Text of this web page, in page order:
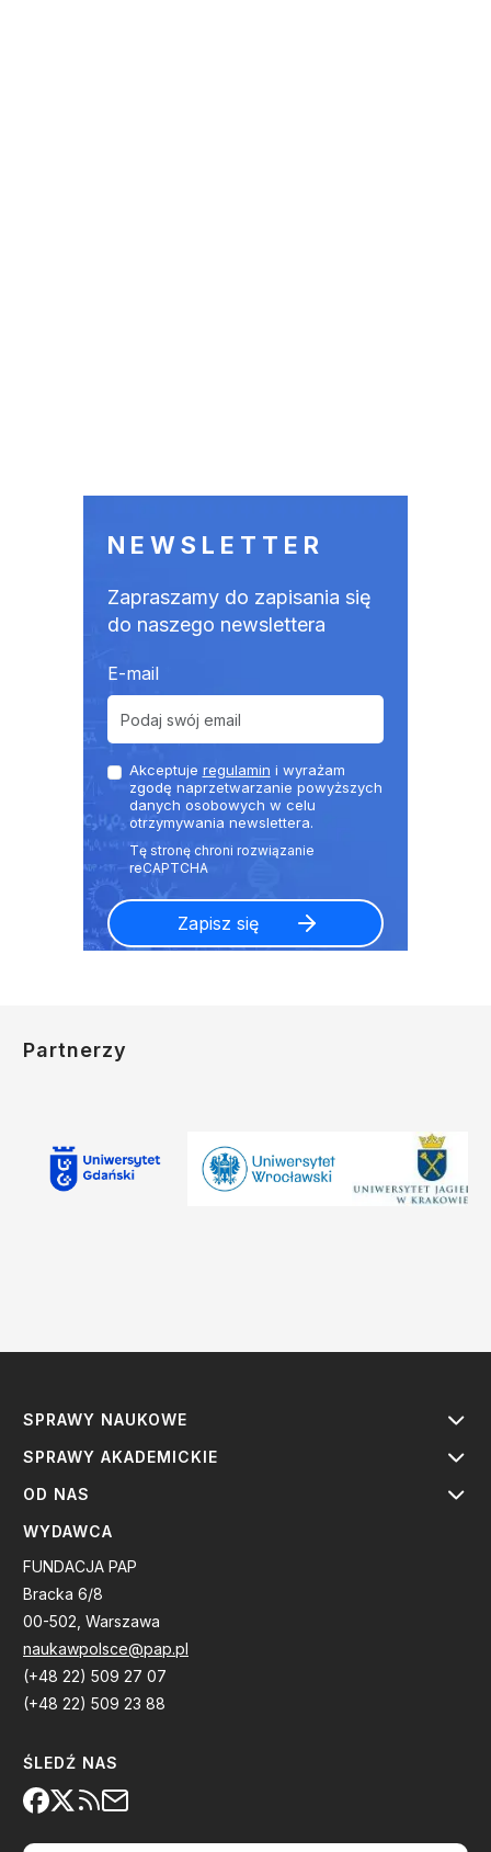
NEWSLETTER
Zapraszamy do zapisania się
do naszego newslettera
E-mail
Akceptuje regulamin i wyrażam
zgodę naprzetwarzanie powyższych
danych osobowych w celu
otrzymywania newslettera.
Partnerzy
SPRAWY NAUKOWE
SPRAWY AKADEMICKIE
OD NAS
WYDAWCA
FUNDACJA PAP
Bracka 6/8
00-502, Warszawa
naukawpolsce@pap.pl
(+48 22) 509 27 07
(+48 22) 509 23 88
ŚLEDŹ NAS